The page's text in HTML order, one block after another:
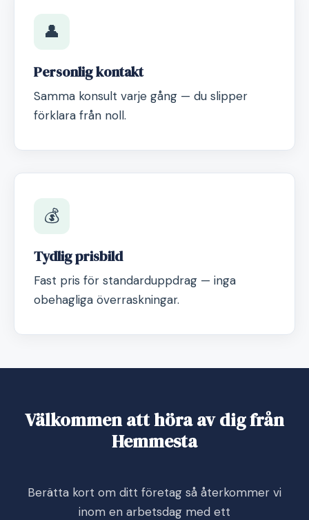
👤
Personlig kontakt
Samma konsult varje gång — du slipper
förklara från noll.
💰
Tydlig prisbild
Fast pris för standarduppdrag — inga
obehagliga överraskningar.
Välkommen att höra av dig från
Hemmesta
Berätta kort om ditt företag så återkommer vi
inom en arbetsdag med ett